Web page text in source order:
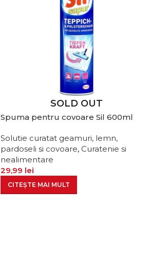
SOLD OUT
Spuma pentru covoare Sil 600ml
Solutie curatat geamuri, lemn,
pardoseli si covoare, Curatenie si
nealimentare
29,99 lei
CITEȘTE MAI MULT